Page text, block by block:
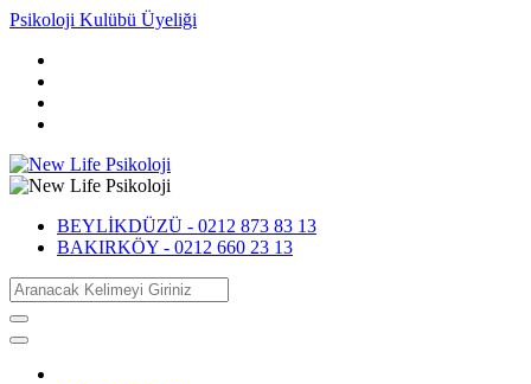
Psikoloji Kulübü Üyeliği
BEYLİKDÜZÜ - 0212 873 83 13
BAKIRKÖY - 0212 660 23 13